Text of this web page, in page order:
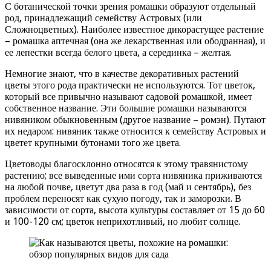
С ботанической точки зрения ромашки образуют отдельный
род, принадлежащий семейству Астровых (или
Сложноцветных). Наиболее известное дикорастущее растение
– ромашка аптечная (она же лекарственная или ободранная), и
ее лепестки всегда белого цвета, а серединка – желтая.
Немногие знают, что в качестве декоративных растений
цветы этого рода практически не используются. Тот цветок,
который все привычно называют садовой ромашкой, имеет
собственное название. Эти большие ромашки называются
нивяником обыкновенным (другое название – ромэн). Путают
их недаром: нивяник также относится к семейству Астровых и
цветет крупными бутонами того же цвета.
Цветоводы благосклонно относятся к этому травянистому
растению; все выведенные ими сорта нивяника приживаются
на любой почве, цветут два раза в год (май и сентябрь), без
проблем переносят как сухую погоду, так и заморозки. В
зависимости от сорта, высота культуры составляет от 15 до 60
и 100-120 см; цветок неприхотливый, но любит солнце.